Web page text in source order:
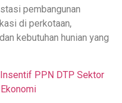
pembangunan
di perkotaan,
kebutuhan hunian yang
PPN DTP Sektor